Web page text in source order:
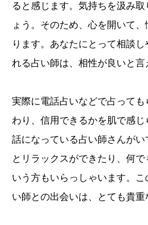
ると感じます。気持ちを汲み
ょう。そのため、心を開いて
ります。あなたにとって相談し
れる占い師は、相性が良いと言
実際に電話占いなどで占って
わり、信用できるかを肌で感
話になっている占い師さんが
とリラックスができたり、何
いう方もいらっしゃいます。
い師との出会いは、とても貴重